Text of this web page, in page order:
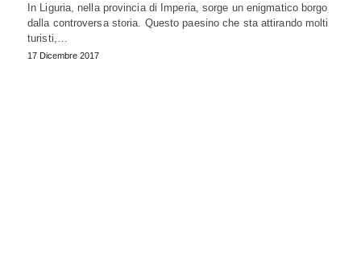
In Liguria, nella provincia di Imperia, sorge un enigmatico borgo
dalla controversa storia. Questo paesino che sta attirando molti
turisti,…
17 Dicembre 2017